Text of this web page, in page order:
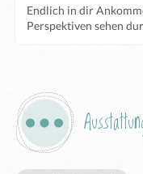
Endlich in dir
Perspektiven sehen